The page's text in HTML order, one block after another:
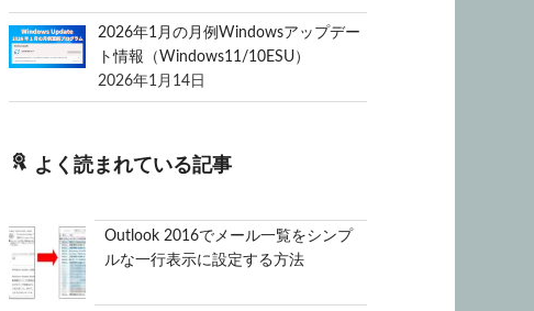
2026年1月の月例Windowsアップデー
ト情報（Windows11/10ESU）
2026年1月14日
よく読まれている記事
Outlook 2016でメール一覧をシンプ
ルな一行表示に設定する方法